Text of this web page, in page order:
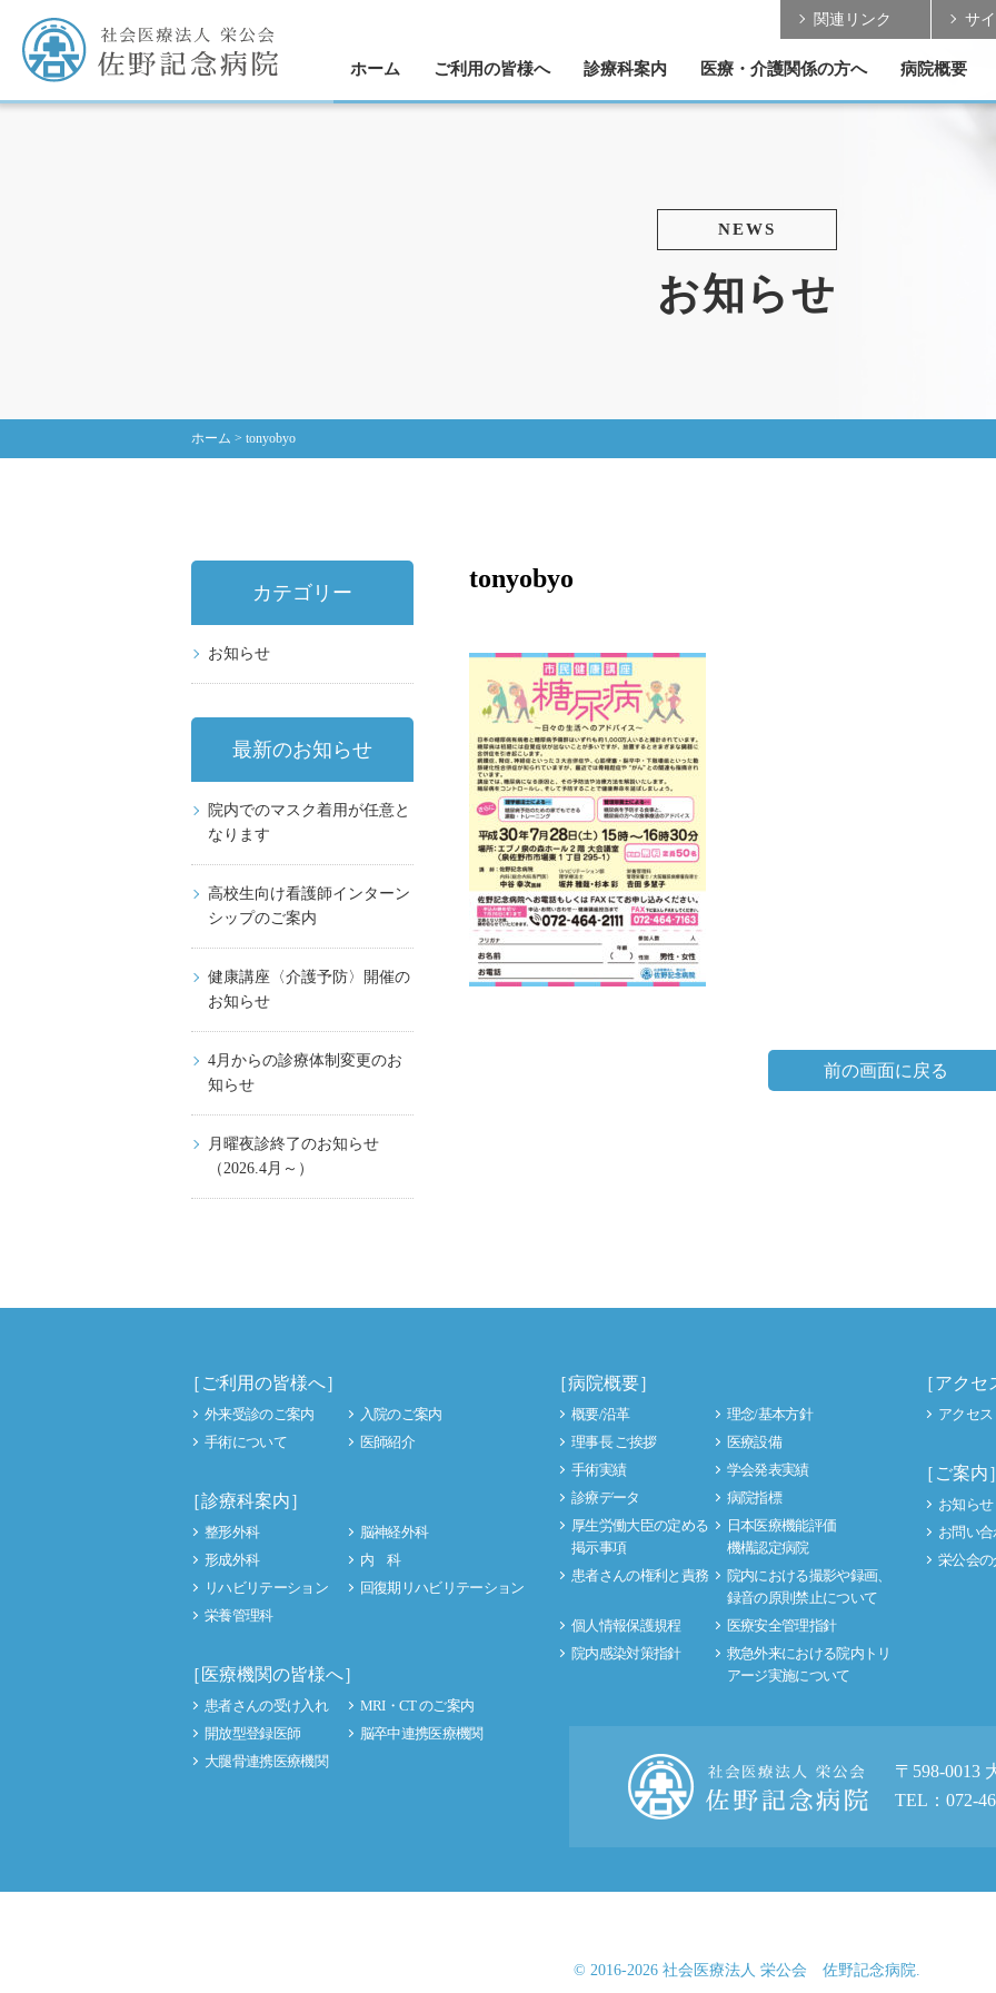
ホーム ご利用の皆様へ 診療科案内 医療・介護関係の方へ 病院概要
サ
関連リンク
NEWS
お知らせ
ホーム > tonyobyo
tonyobyo
前の画面に戻る
カテゴリー
お知らせ
最新のお知らせ
院内でのマスク着用が任意と
なります
高校生向け看護師インターン
シップのご案内
健康講座〈介護予防〉開催の
お知らせ
4月からの診療体制変更のお
知らせ
月曜夜診終了のお知らせ
（2026.4月～）
［ご利用の皆様へ］
外来受診のご案内
入院のご案内
手術について
医師紹介
［診療科案内］
整形外科
脳神経外科
形成外科
内 科
リハビリテーション
回復期リハビリテーション
栄養管理科
［医療機関の皆様へ］
患者さんの受け入れ
MRI・CT のご案内
開放型登録医師
脳卒中連携医療機関
大腿骨連携医療機関
［病院概要］
概要/沿革
理念/基本方針
理事長 ご挨拶
医療設備
手術実績
学会発表実績
診療データ
病院指標
厚生労働大臣の定める
掲示事項
日本医療機能評価
機構認定病院
患者さんの権利と責務
院内における撮影や録画、
録音の原則禁止について
個人情報保護規程
医療安全管理指針
院内感染対策指針
救急外来における院内トリ
アージ実施について
［アクセ
アクセス
［ご案内］
お知らせ
お問い
栄公会
〒598-0013
TEL：072-
© 2016-2026 社会医療法人 栄公会 佐野記念病院.